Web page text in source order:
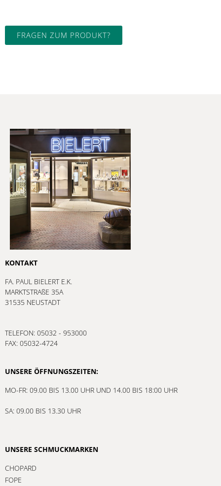
FRAGEN ZUM PRODUKT?
KONTAKT
FA. PAUL BIELERT E.K.
MARKTSTRAßE 35A
31535 NEUSTADT
TELEFON: 05032 - 953000
FAX: 05032-4724
UNSERE ÖFFNUNGSZEITEN:
MO-FR: 09.00 BIS 13.00 UHR UND 14.00 BIS 18:00 UHR
SA: 09.00 BIS 13.30 UHR
UNSERE SCHMUCKMARKEN
CHOPARD
FOPE